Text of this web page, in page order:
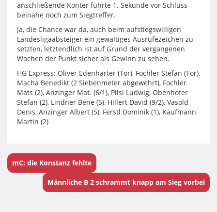
anschließende Konter führte 1. Sekunde vor Schluss
beinahe noch zum Siegtreffer.
Ja, die Chance war da, auch beim aufstiegswilligen
Landesligaabsteiger ein gewaltiges Ausrufezeichen zu
setzten, letztendlich ist auf Grund der vergangenen
Wochen der Punkt sicher als Gewinn zu sehen.
HG Express: Oliver Edenharter (Tor), Fochler Stefan (Tor),
Macha Benedikt (2 Siebenmeter abgewehrt), Fochler
Mats (2), Anzinger Mat. (6/1), Pilsl Ludwig, Obenhofer
Stefan (2), Lindner Bene (5), Hillert David (9/2), Vasold
Denis, Anzinger Albert (5), Ferstl Dominik (1), Kaufmann
Martin (2)
mC: die Konstanz fehlte
Männliche B 2 schrammt knapp am Sieg vorbei